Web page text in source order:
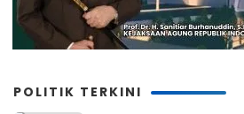
POLITIK TERKINI